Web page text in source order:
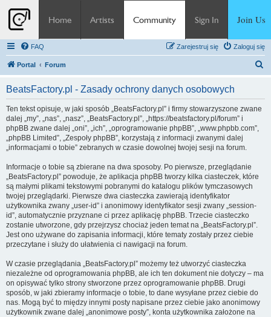
Home Artists Community Sign In Join Us
FAQ Zaloguj się
Zarejestruj się
Portal Forum
BeatsFactory.pl - Zasady ochrony danych osobowych
Ten tekst opisuje, w jaki sposób „BeatsFactory.pl” i firmy stowarzyszone zwane
dalej „my”, „nas”, „nasz”, „BeatsFactory.pl”, „https://beatsfactory.pl/forum” i
phpBB zwane dalej „oni”, „ich”, „oprogramowanie phpBB”, „www.phpbb.com”,
„phpBB Limited”, „Zespoły phpBB”, korzystają z informacji zwanymi dalej
„informacjami o tobie” zebranych w czasie dowolnej twojej sesji na forum.
Informacje o tobie są zbierane na dwa sposoby. Po pierwsze, przeglądanie
„BeatsFactory.pl” powoduje, że aplikacja phpBB tworzy kilka ciasteczek, które
są małymi plikami tekstowymi pobranymi do katalogu plików tymczasowych
twojej przeglądarki. Pierwsze dwa ciasteczka zawierają identyfikator
użytkownika zwany „user-id” i anonimowy identyfikator sesji zwany „session-
id”, automatycznie przyznane ci przez aplikację phpBB. Trzecie ciasteczko
zostanie utworzone, gdy przejrzysz chociaż jeden temat na „BeatsFactory.pl”.
Jest ono używane do zapisania informacji, które tematy zostały przez ciebie
przeczytane i służy do ułatwienia ci nawigacji na forum.
W czasie przeglądania „BeatsFactory.pl” możemy też utworzyć ciasteczka
niezależne od oprogramowania phpBB, ale ich ten dokument nie dotyczy – ma
on opisywać tylko strony stworzone przez oprogramowanie phpBB. Drugi
sposób, w jaki zbieramy informacje o tobie, to dane wysyłane przez ciebie do
nas. Mogą być to między innymi posty napisane przez ciebie jako anonimowy
użytkownik zwane dalej „anonimowe posty”, konta użytkownika założone na